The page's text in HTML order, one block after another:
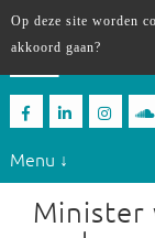
Menu ↓
Minister
Op deze site worden
akkoord gaan?